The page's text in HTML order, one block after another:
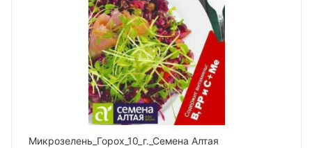
Микрозелень_Горох_10_г._Семена Алтая